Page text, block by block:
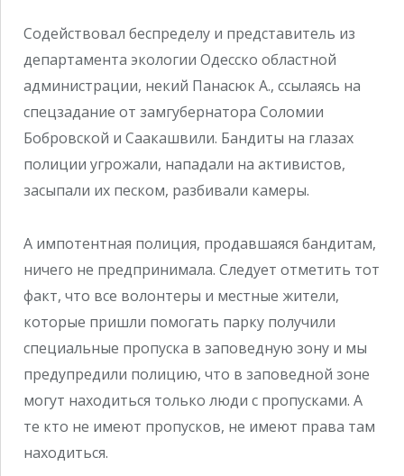
Содействовал беспределу и представитель из
департамента экологии Одесско областной
администрации, некий Панасюк А., ссылаясь на
спецзадание от замгубернатора Соломии
Бобровской и Саакашвили. Бандиты на глазах
полиции угрожали, нападали на активистов,
засыпали их песком, разбивали камеры.
А импотентная полиция, продавшаяся бандитам,
ничего не предпринимала. Следует отметить тот
факт, что все волонтеры и местные жители,
которые пришли помогать парку получили
специальные пропуска в заповедную зону и мы
предупредили полицию, что в заповедной зоне
могут находиться только люди с пропусками. А
те кто не имеют пропусков, не имеют права там
находиться.